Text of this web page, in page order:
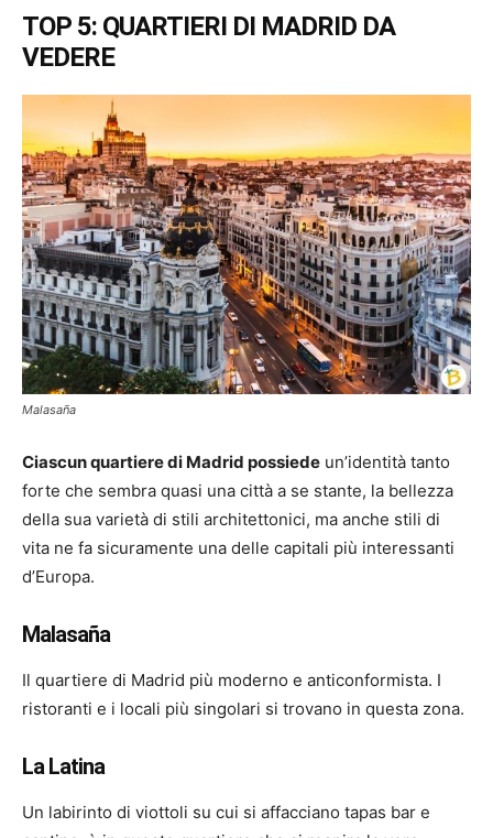
TOP 5: QUARTIERI DI MADRID DA
VEDERE
Malasaña
Ciascun quartiere di Madrid possiede un’identità tanto
forte che sembra quasi una città a se stante, la bellezza
della sua varietà di stili architettonici, ma anche stili di
vita ne fa sicuramente una delle capitali più interessanti
d’Europa.
Malasaña
Il quartiere di Madrid più moderno e anticonformista. I
ristoranti e i locali più singolari si trovano in questa zona.
La Latina
Un labirinto di viottoli su cui si affacciano tapas bar e